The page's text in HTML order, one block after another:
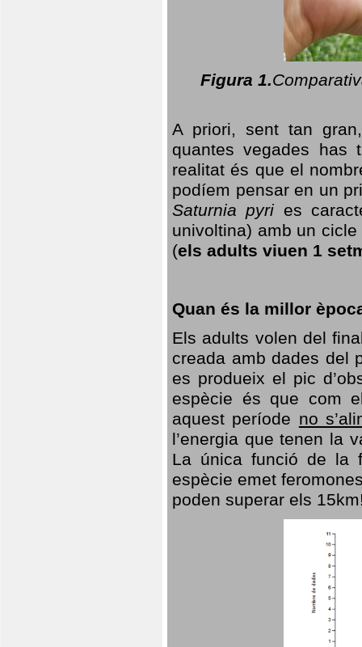
Figura 1.
A priori, sent tan
quantes vegades has
realitat és que el
podíem pensar en un
Saturnia pyri es
univoltina) amb un
(els adults viuen 1
Quan és la millor
Els adults volen del
creada amb dades del
es produeix el pic
espècie és que com
aquest període no
l’energia que tenen la
La única funció de la
espècie emet
poden superar els